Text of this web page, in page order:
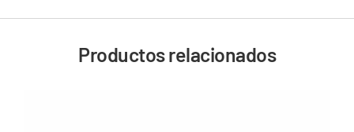
Productos relacionados